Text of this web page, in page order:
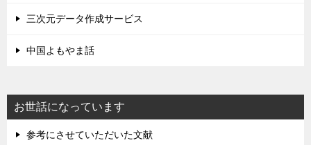
三次元データ作成サービス
中国よもやま話
お世話になっています
参考にさせていただいた文献